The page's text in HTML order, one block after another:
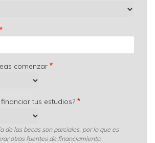
comenzar
tus estudios?
de las becas son parciales, por lo que es
otras fuentes de financiamiento.